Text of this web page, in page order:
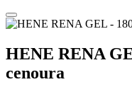
HENE RENA
cenoura